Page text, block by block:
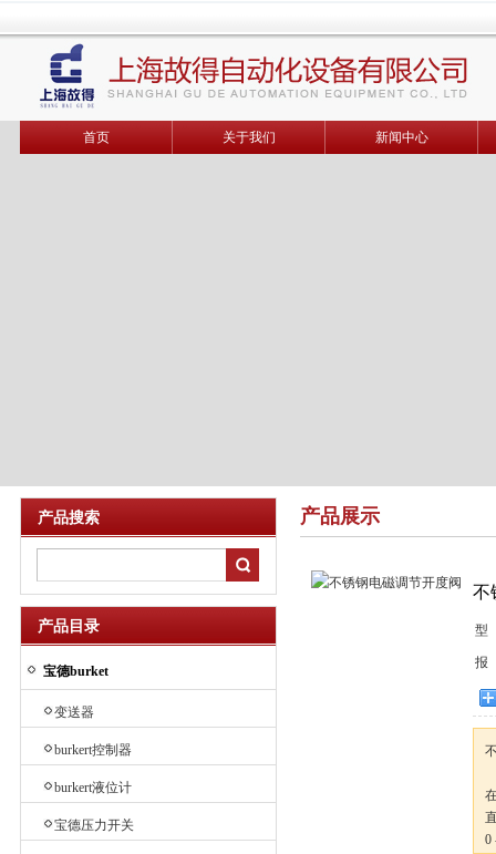
首页 关于我们 新闻中心
产品搜索
产品目录
宝德burket
变送器
burkert控制器
burkert液位计
宝德压力开关
产品展示
不
型
报
0